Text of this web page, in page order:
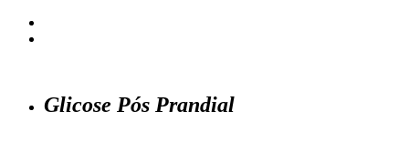
Glicose Pós Prandial